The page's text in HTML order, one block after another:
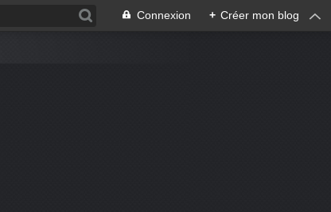
Connexion + Créer mon blog